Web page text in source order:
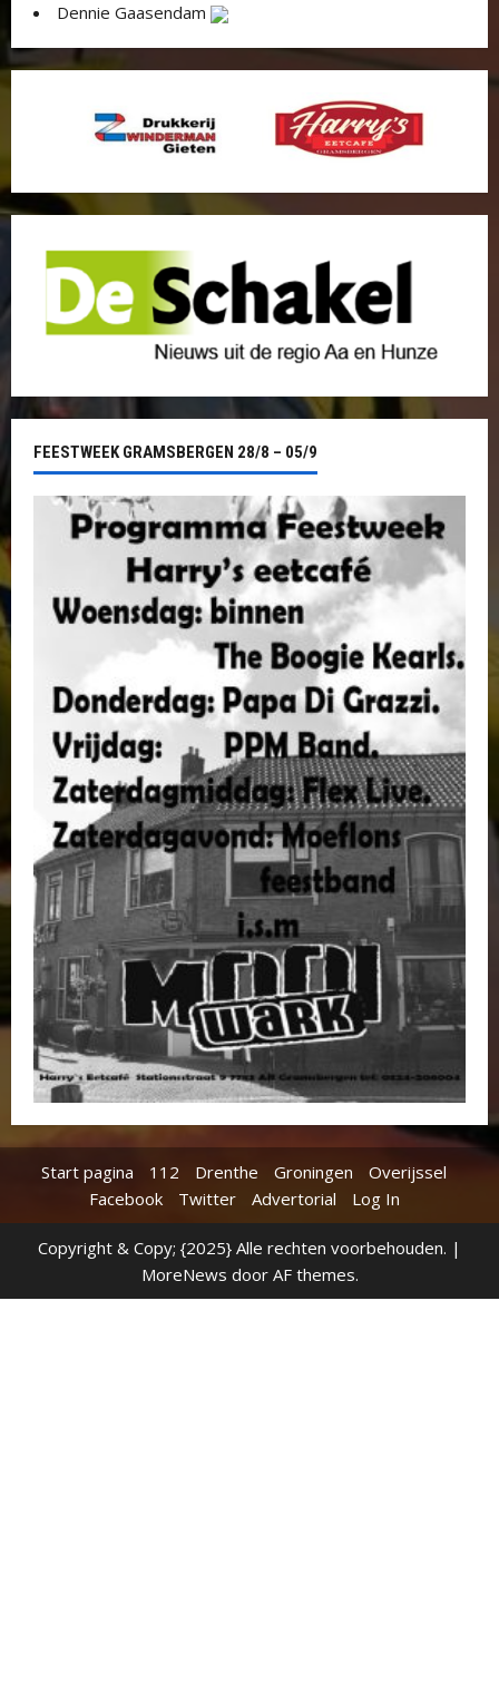
Dennie Gaasendam
FEESTWEEK GRAMSBERGEN 28/8 – 05/9
Start pagina 112 Drenthe Groningen
Overijssel
Facebook
Twitter Advertorial Log In
Copyright & Copy; {2025} Alle rechten voorbehouden. |
MoreNews door AF themes.